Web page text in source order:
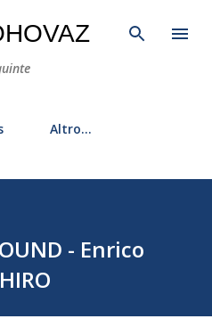
principali
Altro…
- Enrico